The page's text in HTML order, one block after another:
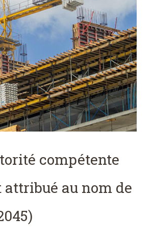
compétente
au nom de